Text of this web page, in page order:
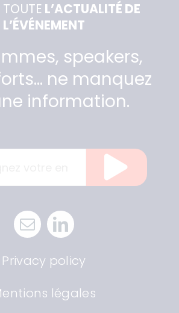
TOUTE L’ACTUALITÉ DE
L’ÉVÉNEMENT
speakers,
ne manquez
information.
Privacy policy
légales